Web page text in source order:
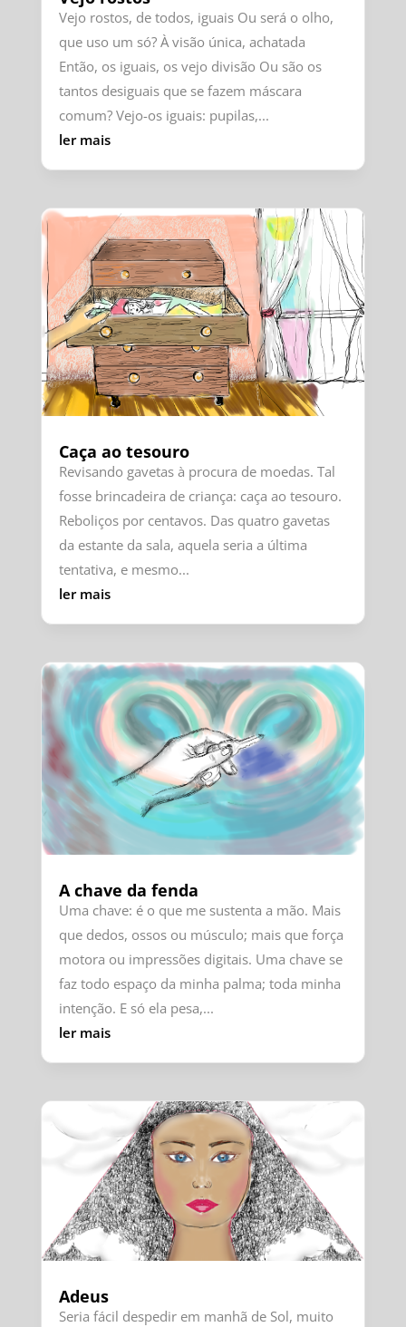
Vejo rostos, de todos, iguais Ou será o olho,
que uso um só? À visão única, achatada
Então, os iguais, os vejo divisão Ou são os
tantos desiguais que se fazem máscara
comum? Vejo-os iguais: pupilas,...
ler mais
Caça ao tesouro
Revisando gavetas à procura de moedas. Tal
fosse brincadeira de criança: caça ao tesouro.
Reboliços por centavos. Das quatro gavetas
da estante da sala, aquela seria a última
tentativa, e mesmo...
ler mais
A chave da fenda
Uma chave: é o que me sustenta a mão. Mais
que dedos, ossos ou músculo; mais que força
motora ou impressões digitais. Uma chave se
faz todo espaço da minha palma; toda minha
intenção. E só ela pesa,...
ler mais
Adeus
Seria fácil despedir em manhã de Sol, muito